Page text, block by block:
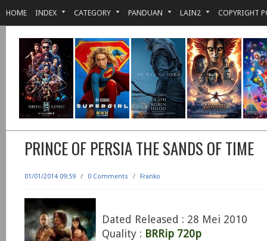
HOME INDEX CATEGORY PANDUAN LAIN2 COPYRIGHT
PRINCE OF PERSIA THE SANDS OF TIME
01/01/2014 09:59 / 0 Comments / Franko
Dated Released : 28 Mei 2010
Quality : BRRip 720p